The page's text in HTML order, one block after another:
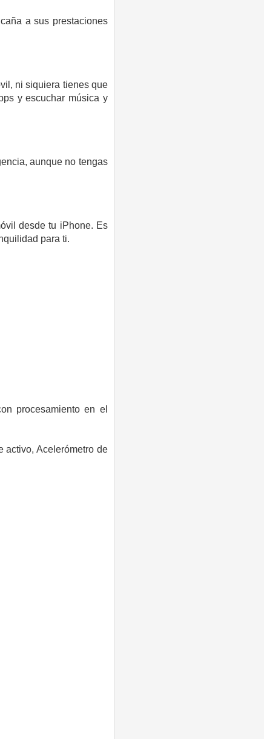
a sus prestaciones
ni siquiera tienes que
y escuchar música y
aunque no tengas
desde tu iPhone. Es
para ti.
procesamiento en el
activo,Acelerómetro de